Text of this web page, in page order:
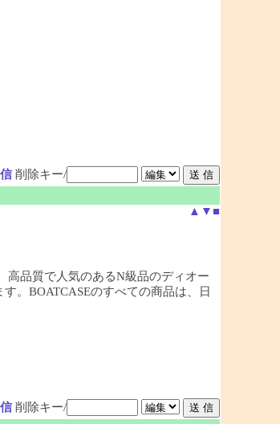
削除キー/
▲ ▼ ■
高品質で人気のあるN級品のディオー
。BOATCASEのすべての商品は、日
削除キー/